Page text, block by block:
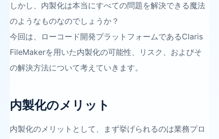
しかし、内製化は本当にすべての問題を解決できる魔法
のようなものなのでしょうか？
今回は、ローコード開発プラットフォームであるClaris
FileMakerを用いた内製化の可能性、リスク、およびそ
の解決方法について考えていきます。
内製化のメリット
内製化のメリットとして、まず挙げられるのは業務プロ